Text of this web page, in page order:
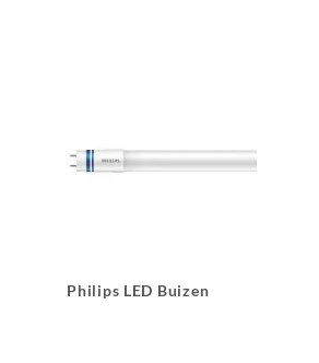
Philips LED Buizen